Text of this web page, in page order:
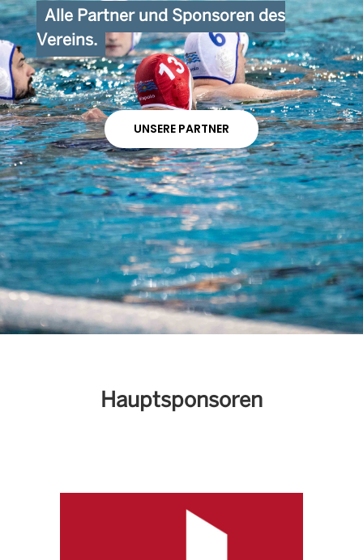
Alle Partner und Sponsoren des
Vereins.
UNSERE PARTNER
Hauptsponsoren